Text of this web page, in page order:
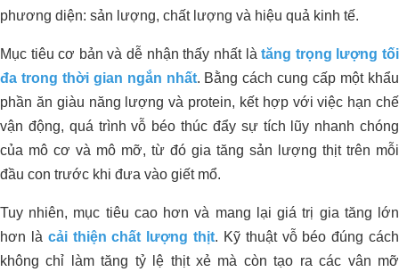
phương diện: sản lượng, chất lượng và hiệu quả kinh tế.
Mục tiêu cơ bản và dễ nhận thấy nhất làtăng trọng lượng tối
đa trong thời gian ngắn nhất. Bằng cách cung cấp một khẩu
phần ăn giàu năng lượng và protein, kết hợp với việc hạn chế
vận động, quá trình vỗ béo thúc đẩy sự tích lũy nhanh chóng
của mô cơ và mô mỡ, từ đó gia tăng sản lượng thịt trên mỗi
đầu con trước khi đưa vào giết mổ.
Tuy nhiên, mục tiêu cao hơn và mang lại giá trị gia tăng lớn
hơn là cải thiện chất lượng thịt. Kỹ thuật vỗ béo đúng cách
không chỉ làm tăng tỷ lệ thịt xẻ mà còn tạo ra các vân mỡ